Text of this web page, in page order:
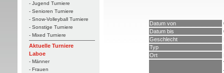
- Jugend Turniere
- Senioren Turniere
- Snow-Volleyball Turniere
- Sonstige Turniere
- Mixed Turniere
Aktuelle Turniere
Laboe
- Männer
- Frauen
Datum von
Datum bis
Geschlecht
Typ
Ort